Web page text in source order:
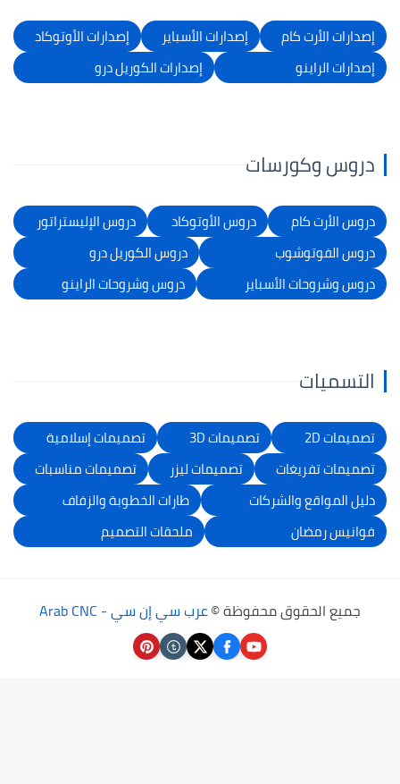
إصدارات الأرت كام إصدارات الأسباير
إصدارات الأوتوكاد
إصدارات الراينو
إصدارات الكوريل درو
دروس وكورسات
دروس الأرت كام دروس الأوتوكاد
دروس الإليستراتور
دروس الفوتوشوب
دروس الكوريل درو
دروس وشروحات الأسباير
دروس وشروحات الراينو
التسميات
تصميمات 2D تصميمات 3D
تصميمات إسلامية
تصميمات تفريغات
تصميمات ليزر
تصميمات مناسبات
دليل المواقع والشركات
طارات الخطوبة والزفاف
فوانيس رمضان
ملحقات التصميم
جميع الحقوق محفوظة ©عرب سي إن سي - Arab CNC